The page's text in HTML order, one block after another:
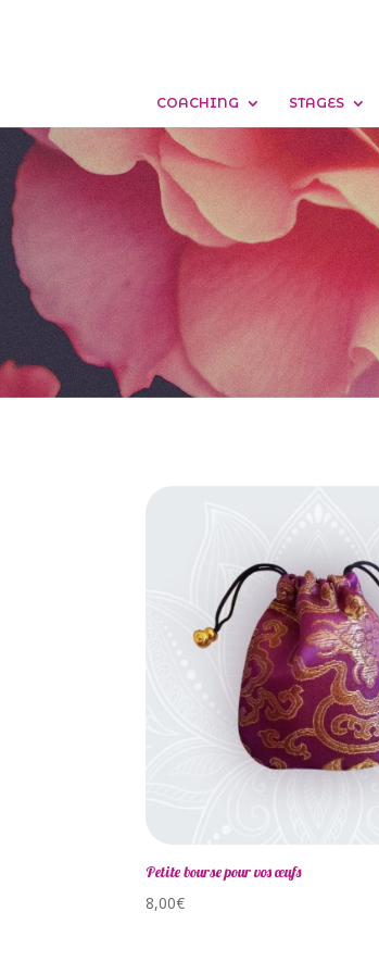
COACHING STAGES
Petite bourse pour vos œufs
8,00€